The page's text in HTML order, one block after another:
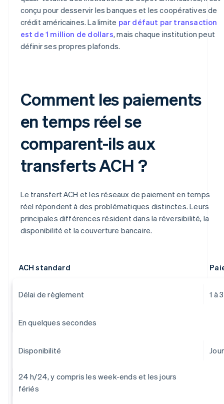
conçu pour desservir les banques et les coopératives de
crédit américaines. La limite par défaut par transaction
est de 1 million de dollars, mais chaque institution peut
définir ses propres plafonds.
Comment les paiements
en temps réel se
comparent-ils aux
transferts ACH ?
Le transfert ACH et les réseaux de paiement en temps
réel répondent à des problématiques distinctes. Leurs
principales différences résident dans la réversibilité, la
disponibilité et la couverture bancaire.
ACH standard
Délai de règlement 1 à
En quelques secondes
Disponibilité
24 h/24, y compris les week-ends et les jours
fériés